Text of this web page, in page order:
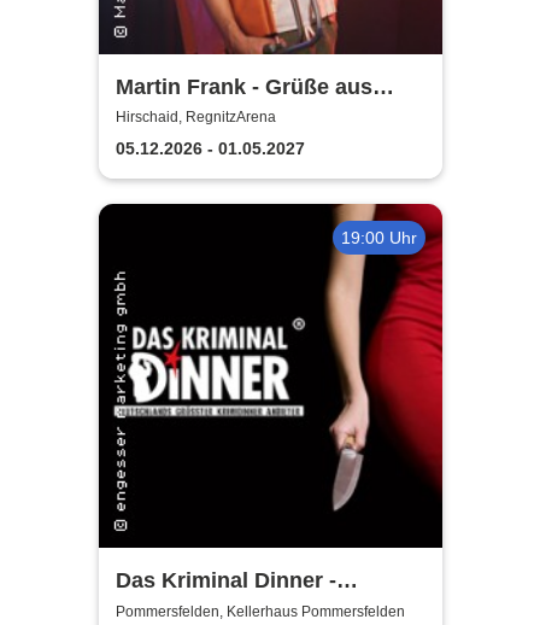
Martin Frank - Grüße aus
Allegro Süd
Hirschaid, RegnitzArena
05.12.2026 - 01.05.2027
19:00 Uhr
Das Kriminal Dinner -
Testament à la Carte
Pommersfelden, Kellerhaus Pommersfelden